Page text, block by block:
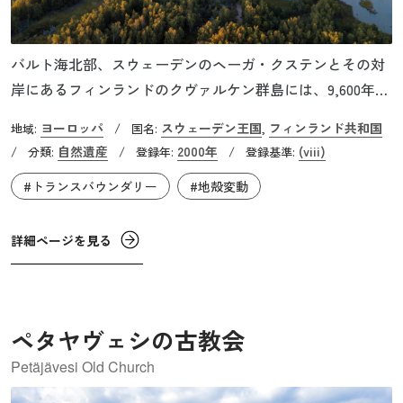
バルト海北部、スウェーデンのヘーガ・クステンとその対
岸にあるフィンランドのクヴァルケン群島には、9,600年前
す。氷河期に氷床の重みによって沈んでいた地域が、氷河
期が終わり、氷床が解氷したことで地面が反発し盛り上が
る地殻変動が起こっています。これはマントル上で地殻の
衡）が成立していないことが原因とされています。隆起の
スピードは1年間に8～10mmで、現在知られている中で最も
たとされる、波状の畝のついた洗濯板のような氷堆石
「デ・ギア・モレーン」も見ることができます。2006年、
もともと登録されていたヘーガ・クステンに5600の島々と
地域: ヨーロッパ / 国名: スウェーデン王国, フィンランド共和国
/ 分類: 自然遺産 / 登録年: 2000年 / 登録基準: (viii)
#トランスバウンダリー
#地殻変動
詳細ページを見る
ペタヤヴェシの古教会
Petäjävesi Old Church